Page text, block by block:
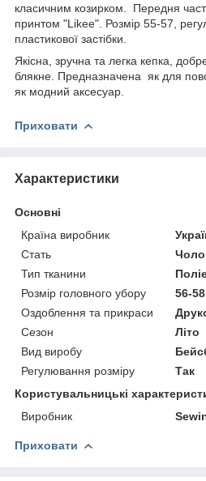
класичним козирком. Передня
принтом "Likee". Розмір 55-57,
пластикової застібки.
Якісна, зручна та легка кепка,
блякне. Предназначена як для
як модний аксесуар.
Приховати
Характеристики
Основні
Країна виробник
Стать
Тип тканини
Розмір головного убору
56-58
Оздоблення та прикраси
Сезон
Літо
Вид виробу
Регулювання розміру
Так
Користувальницькі
Виробник
Приховати